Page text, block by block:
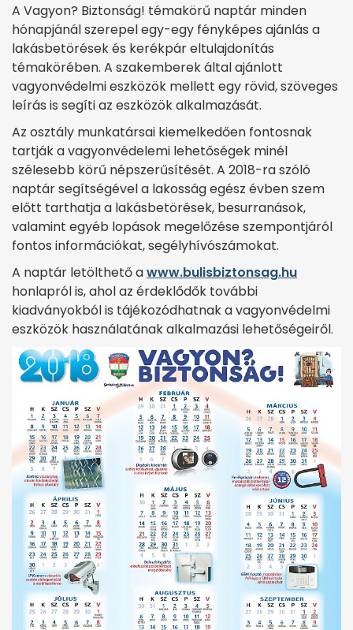
A Vagyon? Biztonság! témakörű naptár minden
hónapjánál szerepel egy-egy fényképes ajánlás a
lakásbetörések és kerékpár eltulajdonítás
témakörében. A szakemberek által ajánlott
vagyonvédelmi eszközök mellett egy rövid, szöveges
leírás is segíti az eszközök alkalmazását.
Az osztály munkatársai kiemelkedően fontosnak
tartják a vagyonvédelemi lehetőségek minél
szélesebb körű népszerűsítését. A 2018-ra szóló
naptár segítségével a lakosság egész évben szem
előtt tarthatja a lakásbetörések, besurranások,
valamint egyéb lopások megelőzése szempontjáról
fontos információkat, segélyhívószámokat.
A naptár letölthető awww.bulisbiztonsag.hu
honlapról is, ahol az érdeklődők további
kiadványokból is tájékozódhatnak a vagyonvédelmi
eszközök használatának alkalmazási lehetőségeiről.